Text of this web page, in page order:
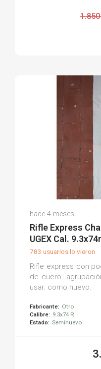
(0)
hace 4 meses
Rifle Express
UGEX Cal.
783 usuarios lo vieron
Rifle express con
de cuero.
usar. como nuevo.
Fabricante: Otro
Calibre: 9.3x74 R
Estado: Seminuevo